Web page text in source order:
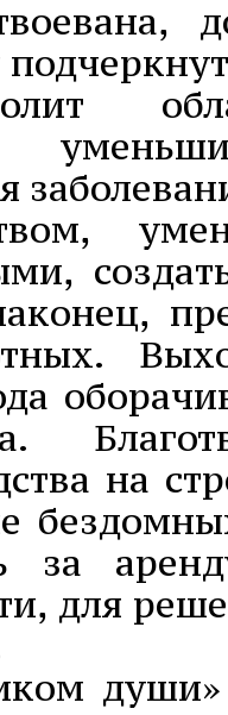
на
за
для
души»